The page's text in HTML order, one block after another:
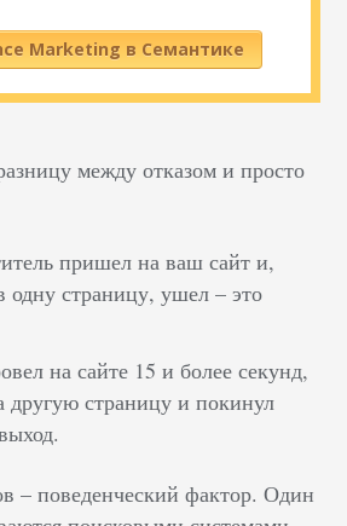
Marketing в Семантике
между отказом и просто
пришел на ваш сайт и,
одну страницу, ушел – это
на сайте 15 и более секунд,
другую страницу и покинул
– поведенческий фактор. Один